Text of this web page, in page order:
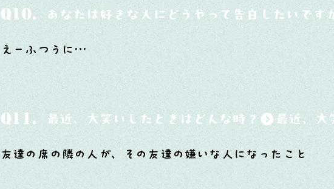
Q10. あなたは好きな人にどうやって告白したいです
えーふつうに…
Q11. 最近、大笑いしたときはどんな時？
友達の席の隣の人が、その友達の嫌いな人になったこと